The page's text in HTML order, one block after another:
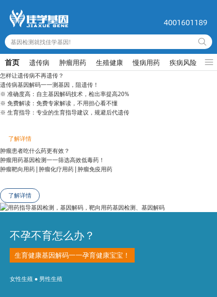
4001601189
基因检测就找佳学基因!
首页 遗传病 肿瘤用药 生殖健康 慢病用药 疾病风险 儿
怎样让遗传病不再遗传？
遗传病基因解码一一测基因，阻遗传！
※ 准确度高：自主基因解码技术，检出率提高20%
※ 免费解读：免费专家解读，不用担心看不懂
※ 生育指导：专业的生育指导建议，规避后代遗传
了解详情
肿瘤患者吃什么药更有效？
肿瘤用药基因检测一一筛选高效低毒药！
肿瘤靶向用药 | 肿瘤化疗用药 | 肿瘤免疫用药
了解详情
不孕不育怎么办？
生育健康基因解码一一孕育健康宝宝！
女性生殖 ● 男性生殖